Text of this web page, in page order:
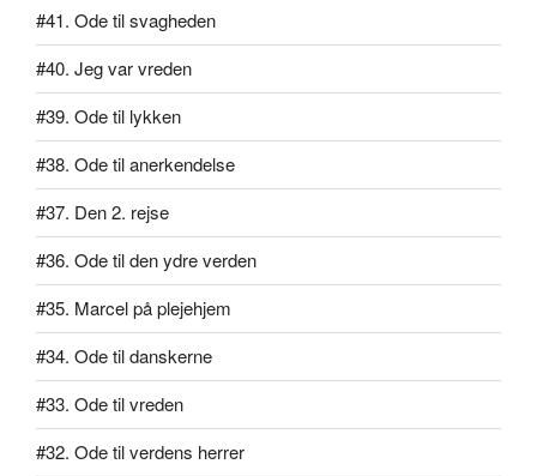
#41. Ode til svagheden
#40. Jeg var vreden
#39. Ode til lykken
#38. Ode til anerkendelse
#37. Den 2. rejse
#36. Ode til den ydre verden
#35. Marcel på plejehjem
#34. Ode til danskerne
#33. Ode til vreden
#32. Ode til verdens herrer